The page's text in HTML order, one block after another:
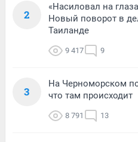
2
«Насиловал на
Новый поворот в
Таиланде
9 417 9
3
На Черноморском
что там происходит
8 791 13